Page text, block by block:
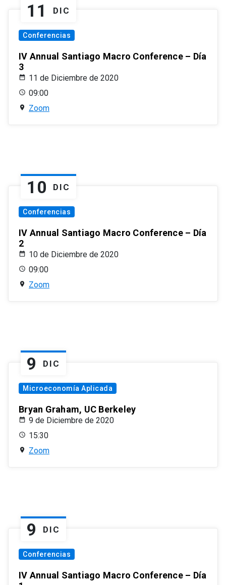
11 DIC
Conferencias
IV Annual Santiago Macro Conference – Día
3
11 de Diciembre de 2020
09:00
Zoom
10 DIC
Conferencias
IV Annual Santiago Macro Conference – Día
2
10 de Diciembre de 2020
09:00
Zoom
9 DIC
Microeconomía Aplicada
Bryan Graham, UC Berkeley
9 de Diciembre de 2020
15:30
Zoom
9 DIC
Conferencias
IV Annual Santiago Macro Conference – Día